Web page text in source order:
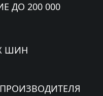
ДО 200 000
ШИН